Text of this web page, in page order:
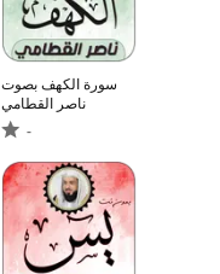
سورة الكهف بصوت
ناصر القطامي
-